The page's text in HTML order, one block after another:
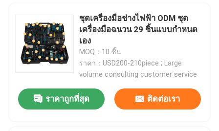
บ้าน
ชุดเครื่องมือช่างไฟฟ้า ODM ชุด
เครื่องมือฉนวน 29 ชิ้นแบบกำหนด
เอง
MOQ：10 ชิ้น
ราคา：USD200-210piece ; Large
volume consulting customer service
ราคาถูกที่สุด ติดต่อเรา